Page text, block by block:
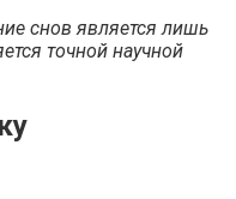
снов является лишь
точной научной